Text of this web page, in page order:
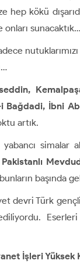
hep kökü
sunacaktık…
Bağdadi, İbni
artık.
simalar
başında
devri Türk
İşleri Yüksek